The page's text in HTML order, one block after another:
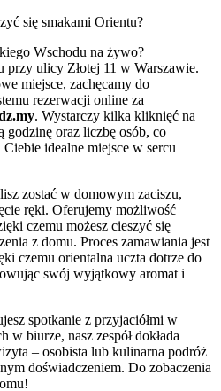
się smakami Orientu?
Wschodu na żywo?
przy ulicy Złotej 11 w Warszawie.
miejsce, zachęcamy do
rezerwacji online za
. Wystarczy kilka kliknięć na
godzinę oraz liczbę osób, co
idealne miejsce w sercu
zostać w domowym zaciszu,
ręki. Oferujemy możliwość
czemu możesz cieszyć się
z domu. Proces zamawiania jest
czemu orientalna uczta dotrze do
swój wyjątkowy aromat i
spotkanie z przyjaciółmi w
w biurze, nasz zespół dokłada
– osobista lub kulinarna podróż
doświadczeniem. Do zobaczenia